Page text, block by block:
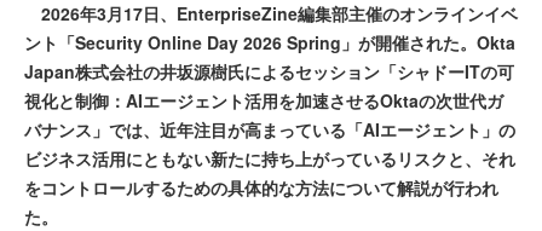
2026年3月17日、EnterpriseZine編集部主催のオンラインイベ
ント「Security Online Day 2026 Spring」が開催された。Okta
Japan株式会社の井坂源樹氏によるセッション「シャドーITの可
視化と制御：AIエージェント活用を加速させるOktaの次世代ガ
バナンス」では、近年注目が高まっている「AIエージェント」の
ビジネス活用にともない新たに持ち上がっているリスクと、それ
をコントロールするための具体的な方法について解説が行われ
た。